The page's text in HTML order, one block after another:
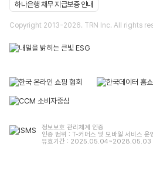
하나은행 채무 지급보증 안내
Copyright 2013-2026. TRN Inc. All rights
정보보호 관리체계 인증
인증 범위 : T-커머스 및 모바일 서비스 운
유효기간 : 2025.05.04~2028.05.03